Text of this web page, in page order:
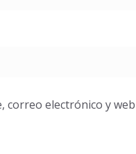
correo electrónico y